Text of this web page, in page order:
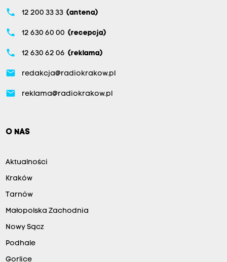
phone 12 200 33 33 (antena)
phone 12 630 60 00 (recepcja)
phone 12 630 62 06 (reklama)
email redakcja@radiokrakow.pl
email reklama@radiokrakow.pl
O NAS
Aktualności
Kraków
Tarnów
Małopolska Zachodnia
Nowy Sącz
Podhale
Gorlice